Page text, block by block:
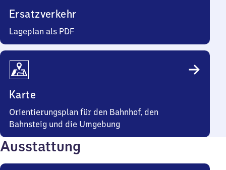
Ersatzverkehr
Lageplan als PDF
Karte
Orientierungsplan für den Bahnhof, den
Bahnsteig und die Umgebung
Ausstattung